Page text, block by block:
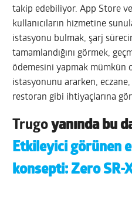
takip edebiliyor. App Store
kullanıcıların hizmetine
istasyonu bulmak, şarj
tamamlandığını görmek,
ödemesini yapmak mümkün
istasyonunu ararken,
restoran gibi ihtiyaçlarına
Trugoyanında bu
Etkileyici görünen
konsepti: Zero SR-